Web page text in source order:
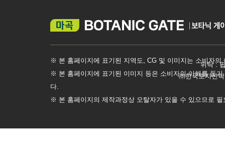
위탁 :
㈜한국토지신
※ 본 홈페이지에 표기된 지역도, CG 및 이미지는 소비자
※ 본 홈페이지에 표기된 이미지 등은 소비자의 이해를 돕
다.
※ 본 홈페이지의 제작과정상 오탈자가 있을 수 있으므로